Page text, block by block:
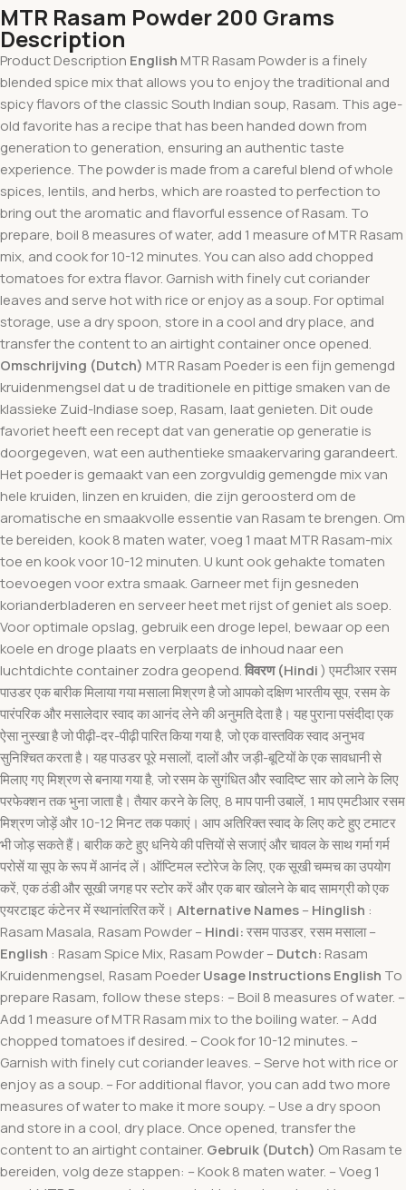
MTR Rasam Powder 200 Grams
Description
Product Description English MTR Rasam Powder is a finely
blended spice mix that allows you to enjoy the traditional and
spicy flavors of the classic South Indian soup, Rasam. This age-
old favorite has a recipe that has been handed down from
generation to generation, ensuring an authentic taste
experience. The powder is made from a careful blend of whole
spices, lentils, and herbs, which are roasted to perfection to
bring out the aromatic and flavorful essence of Rasam. To
prepare, boil 8 measures of water, add 1 measure of MTR Rasam
mix, and cook for 10-12 minutes. You can also add chopped
tomatoes for extra flavor. Garnish with finely cut coriander
leaves and serve hot with rice or enjoy as a soup. For optimal
storage, use a dry spoon, store in a cool and dry place, and
transfer the content to an airtight container once opened.
Omschrijving (Dutch) MTR Rasam Poeder is een fijn gemengd
kruidenmengsel dat u de traditionele en pittige smaken van de
klassieke Zuid-Indiase soep, Rasam, laat genieten. Dit oude
favoriet heeft een recept dat van generatie op generatie is
doorgegeven, wat een authentieke smaakervaring garandeert.
Het poeder is gemaakt van een zorgvuldig gemengde mix van
hele kruiden, linzen en kruiden, die zijn geroosterd om de
aromatische en smaakvolle essentie van Rasam te brengen. Om
te bereiden, kook 8 maten water, voeg 1 maat MTR Rasam-mix
toe en kook voor 10-12 minuten. U kunt ook gehakte tomaten
toevoegen voor extra smaak. Garneer met fijn gesneden
korianderbladeren en serveer heet met rijst of geniet als soep.
Voor optimale opslag, gebruik een droge lepel, bewaar op een
koele en droge plaats en verplaats de inhoud naar een
luchtdichte container zodra geopend.विवरण (Hindi) एमटीआर रसम
पाउडर एक बारीक मिलाया गया मसाला मिश्रण है जो आपको दक्षिण भारतीय सूप, रसम के
पारंपरिक और मसालेदार स्वाद का आनंद लेने की अनुमति देता है। यह पुराना पसंदीदा एक
ऐसा नुस्खा है जो पीढ़ी-दर-पीढ़ी पारित किया गया है, जो एक वास्तविक स्वाद अनुभव
सुनिश्चित करता है। यह पाउडर पूरे मसालों, दालों और जड़ी-बूटियों के एक सावधानी से
मिलाए गए मिश्रण से बनाया गया है, जो रसम के सुगंधित और स्वादिष्ट सार को लाने के लिए
परफेक्शन तक भुना जाता है। तैयार करने के लिए, 8 माप पानी उबालें, 1 माप एमटीआर रसम
मिश्रण जोड़ें और 10-12 मिनट तक पकाएं। आप अतिरिक्त स्वाद के लिए कटे हुए टमाटर
भी जोड़ सकते हैं। बारीक कटे हुए धनिये की पत्तियों से सजाएं और चावल के साथ गर्मा गर्म
परोसें या सूप के रूप में आनंद लें। ऑप्टिमल स्टोरेज के लिए, एक सूखी चम्मच का उपयोग
करें, एक ठंडी और सूखी जगह पर स्टोर करें और एक बार खोलने के बाद सामग्री को एक
एयरटाइट कंटेनर में स्थानांतरित करें। Alternative Names–Hinglish :
Rasam Masala, Rasam Powder –Hindi:रसम पाउडर, रसम मसाला –
English : Rasam Spice Mix, Rasam Powder –Dutch: Rasam
Kruidenmengsel, Rasam PoederUsage InstructionsEnglish To
prepare Rasam, follow these steps: – Boil 8 measures of water. –
Add 1 measure of MTR Rasam mix to the boiling water. – Add
chopped tomatoes if desired. – Cook for 10-12 minutes. –
Garnish with finely cut coriander leaves. – Serve hot with rice or
enjoy as a soup. – For additional flavor, you can add two more
measures of water to make it more soupy. – Use a dry spoon
and store in a cool, dry place. Once opened, transfer the
content to an airtight container. Gebruik (Dutch) Om Rasam te
bereiden, volg deze stappen: – Kook 8 maten water. – Voeg 1